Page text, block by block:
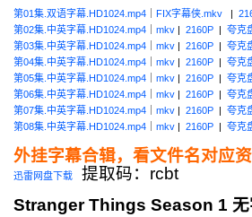
第01集.双语字幕.HD1024.mp4 FIX字幕侠.mkv
第02集.中英字幕.HD1024.mp4
mkv 2160P 夸克
第03集.中英字幕.HD1024.mp4
mkv 2160P 夸克
第04集.中英字幕.HD1024.mp4
mkv 2160P 夸克
第05集.中英字幕.HD1024.mp4
mkv 2160P 夸克
第06集.中英字幕.HD1024.mp4
mkv 2160P 夸克
第07集.中英字幕.HD1024.mp4
mkv 2160P 夸克
第08集.中英字幕.HD1024.mp4
mkv 2160P 夸克
外挂字幕合辑，看文件名对应
迅雷网盘下载
提取码：rcbt
Stranger Things Season 1 无